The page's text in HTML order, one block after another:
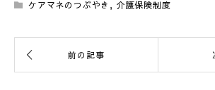
ケアマネのつぶやき , 介護保険制度